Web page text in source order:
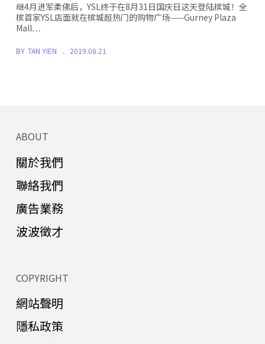
继4月进军柔佛后，YSL终于在8月31日国庆日这天登陆槟城！全
槟首家YSL店面就在槟城超热门的购物广场——Gurney Plaza
Mall…
BY TAN YIEN 2019.08.21
ABOUT
關於我們
聯絡我們
廣告業務
波波徵才
COPYRIGHT
網站聲明
隱私政策